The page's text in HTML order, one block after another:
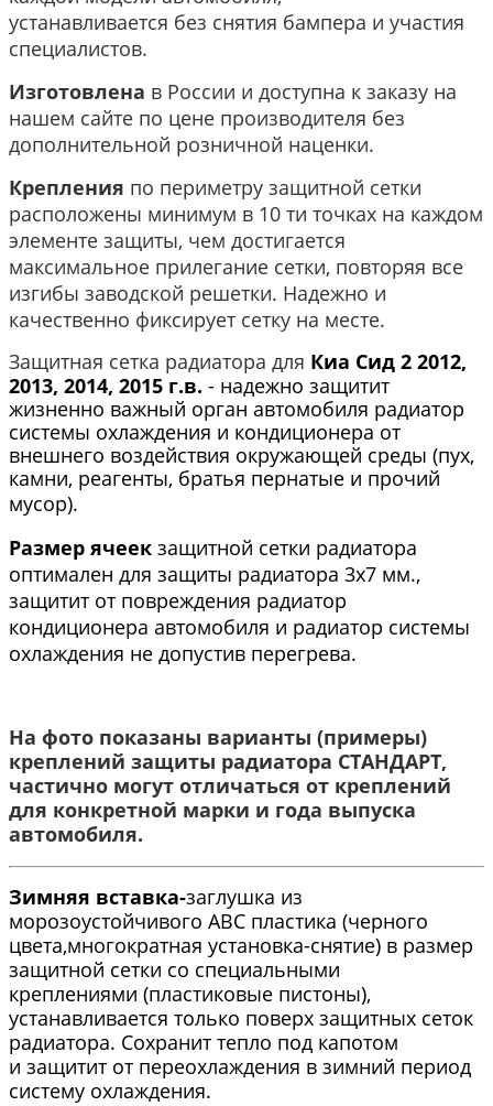
устанавливается без снятия бампера и участия
специалистов.
Изготовлена в России и доступна к заказу на
нашем сайте по цене производителя без
дополнительной розничной наценки.
Крепления по периметру защитной сетки
расположены минимум в 10 ти точках на каждом
элементе защиты, чем достигается
максимальное прилегание сетки, повторяя все
изгибы заводской решетки. Надежно и
качественно фиксирует сетку на месте.
Защитная сетка радиатора для Киа Сид 2 2012,
2013, 2014, 2015 г.в. - надежно защитит
жизненно важный орган автомобиля радиатор
системы охлаждения и кондиционера от
внешнего воздействия окружающей среды (пух,
камни, реагенты, братья пернатые и прочий
мусор).
Размер ячеек защитной сетки радиатора
оптимален для защиты радиатора 3х7 мм.,
защитит от повреждения радиатор
кондиционера автомобиля и радиатор системы
охлаждения не допустив перегрева.
На фото показаны варианты (примеры)
креплений защиты радиатора СТАНДАРТ,
частично могут отличаться от креплений
для конкретной марки и года выпуска
автомобиля.​
Зимняя вставка-заглушка из
морозоустойчивого АВС пластика (черного
цвета,многократная установка-снятие) в размер
защитной сетки со специальными
креплениями (пластиковые пистоны),
устанавливается только поверх защитных сеток
радиатора. Сохранит тепло под капотом
и защитит от переохлаждения в зимний период
систему охлаждения.